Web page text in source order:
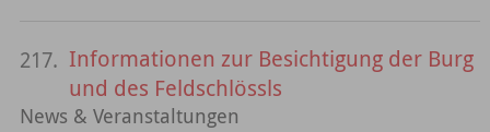
217. Informationen zur Besichtigung der Burg
und des Feldschlössls
News & Veranstaltungen